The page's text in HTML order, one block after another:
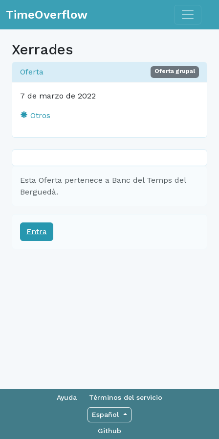
TimeOverflow Toggle
Xerrades
Oferta Oferta grupal
7 de marzo de 2022
Otros
Esta Oferta pertenece a Banc del Temps del
Berguedà.
Entra
Ayuda Términos del servicio
Español
Github